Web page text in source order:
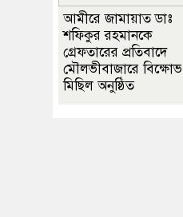
আমীরে জামায়াত ডাঃ
শফিকুর রহমানকে
গ্রেফতারের প্রতিবাদে
মৌলভীবাজারে বিক্ষোভ
মিছিল অনুষ্ঠিত